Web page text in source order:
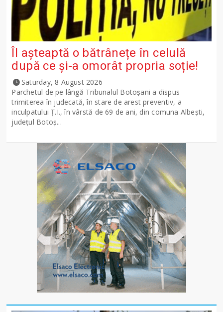
Îl așteaptă o bătrânețe în celulă
după ce și-a omorât propria soție!
Saturday, 8 August 2026
Parchetul de pe lângă Tribunalul Botoşani a dispus
trimiterea în judecată, în stare de arest preventiv, a
inculpatului Ț.I., în vârstă de 69 de ani, din comuna Albești,
județul Botoș...